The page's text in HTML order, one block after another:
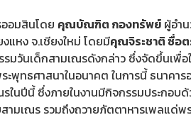
ออมสินโดย คุณบัณฑิต กองทรัพย์ ผู้อำ
แหง จ.เชียงใหม่ โดยมีคุณจิระชาติ ซื่อต
รมวันเด็กสามเณรดังกล่าว ซึ่งจัดขึ้นเพื่
ทธศาสนาในอนาคต ในการนี้ ธนาค
ในปีนี้ ซึ่งภายในงานมีกิจกรรมประกอ
ามเณร รวมถึงถวายภัตตาหารเพลแด่